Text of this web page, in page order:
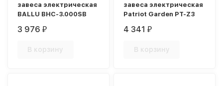
завеса электрическая
BALLU BHC-3.000SB
3 976₽
В корзину
завеса электрическая
Patriot Garden PT-Z3
4 341₽
В корзину